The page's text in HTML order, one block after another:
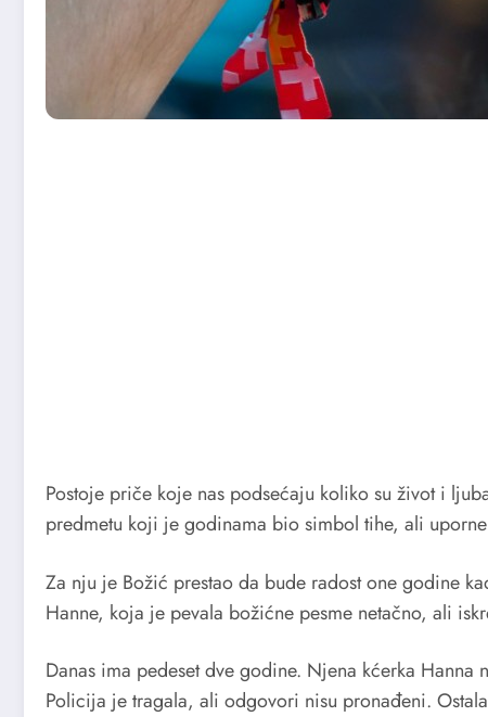
Postoje priče koje nas podsećaju koliko su život i
predmetu koji je godinama bio simbol tihe, ali
Za nju je Božić prestao da bude radost one godine
Hanne, koja je pevala božićne pesme netačno, ali
Danas ima pedeset dve godine. Njena kćerka
Policija je tragala, ali odgovori nisu pronađeni.